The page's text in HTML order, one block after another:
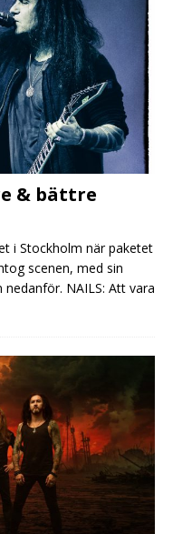
& bättre
i Stockholm när paketet
scenen, med sin
NAILS: Att vara